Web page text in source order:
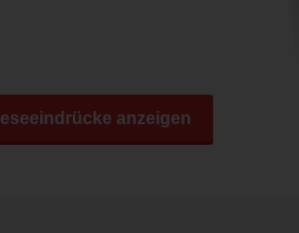
anzeigen